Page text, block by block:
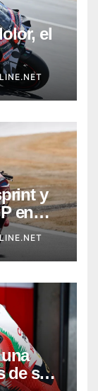
el
y
en
de su